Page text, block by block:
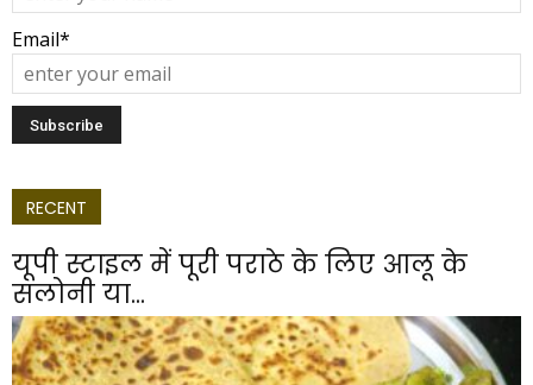
Email*
RECENT
यूपी स्टाइल में पूरी पराठे के लिए आलू के
सलोनी या...